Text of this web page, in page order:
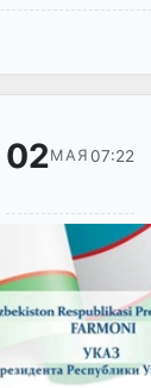
обеспечение
в
02МАЯ 07:22